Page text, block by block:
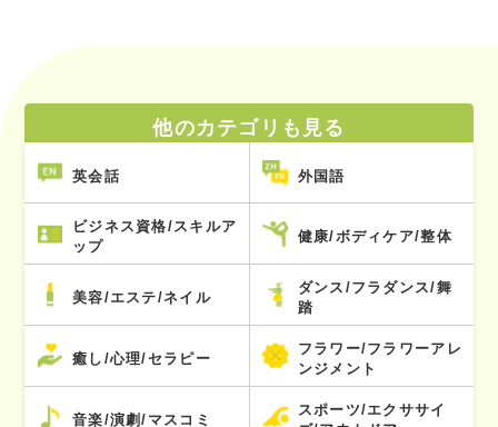
他のカテゴリも見る
英会話 外国語
ビジネス資格/スキルア
ップ
健康/ボディケア/整体
美容/エステ/ネイル
ダンス/フラダンス/舞
踏
癒し/心理/セラピー
フラワー/フラワーアレ
ンジメント
音楽/演劇/マスコミ
スポーツ/エクササイ